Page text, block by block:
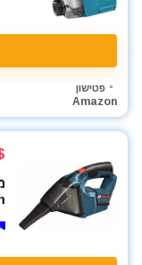
פטישון
Amazon